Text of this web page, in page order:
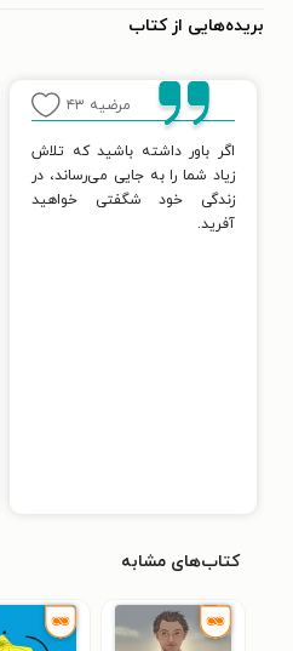
بریده‌هایی از کتاب
مرضیه ۴۳
اگر باور داشته باشید که تلاش
زیاد شما را به جایی می‌رساند، در
زندگی خود شگفتی خواهید
آفرید.
کتاب‌های مشابه